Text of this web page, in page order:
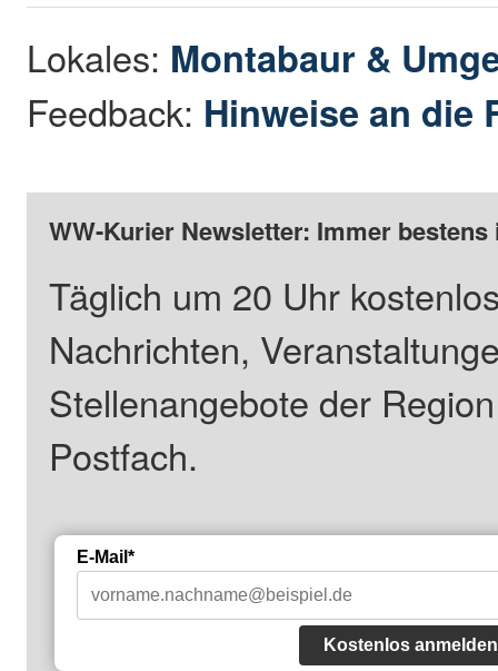
Lokales: Montabaur &
Feedback: Hinweise an die
WW-Kurier Newsletter: Immer
Täglich um 20 Uhr
Nachrichten,
Stellenangebote der
Postfach.
E-Mail*
Kostenlos anmelden